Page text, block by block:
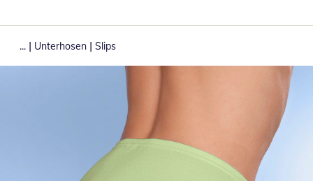
... | Unterhosen | Slips